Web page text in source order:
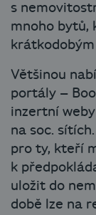
s
mnoho bytů,
Většinou
portály –
inzertní
na soc.
pro ty, kteří
k
uložit do
době lze na